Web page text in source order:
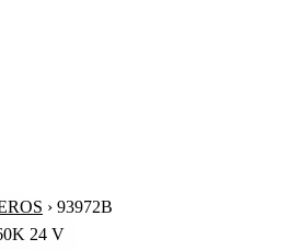
› 93972B